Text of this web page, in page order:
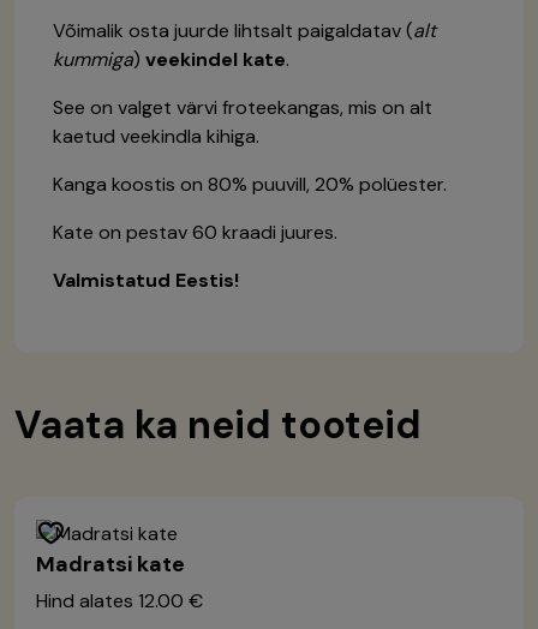
Võimalik osta juurde lihtsalt paigaldatav (alt
kummiga) veekindel kate.
See on valget värvi froteekangas, mis on alt
kaetud veekindla kihiga.
Kanga koostis on 80% puuvill, 20% polüester.
Kate on pestav 60 kraadi juures.
Valmistatud Eestis!
Vaata ka neid tooteid
Madratsi kate
Hind alates 12.00 €